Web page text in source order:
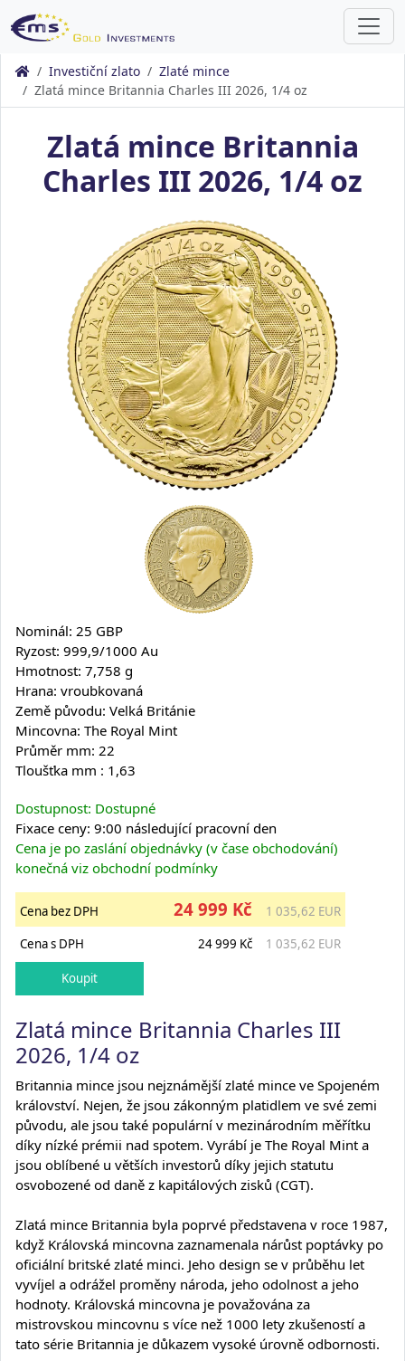
Investiční zlato
Zlaté mince
Zlatá mince Britannia Charles III 2026, 1/4 oz
Zlatá mince Britannia
Charles III 2026, 1/4 oz
Nominál: 25 GBP
Ryzost: 999,9/1000 Au
Hmotnost: 7,758 g
Hrana: vroubkovaná
Země původu: Velká Británie
Mincovna: The Royal Mint
Průměr mm: 22
Tloušťka mm : 1,63
Dostupnost: Dostupné
Fixace ceny: 9:00 následující pracovní den
Cena je po zaslání objednávky (v čase obchodování)
konečná viz obchodní podmínky
Cena bez DPH 24 999 Kč
1 035,62 EUR
Cena s DPH
24 999 Kč 1 035,62 EUR
Zlatá mince Britannia Charles III
2026, 1/4 oz
Britannia mince jsou nejznámější zlaté mince ve Spojeném
království. Nejen, že jsou zákonným platidlem ve své zemi
původu, ale jsou také populární v mezinárodním měřítku
díky nízké prémii nad spotem. Vyrábí je The Royal Mint a
jsou oblíbené u větších investorů díky jejich statutu
osvobozené od daně z kapitálových zisků (CGT).
Zlatá mince Britannia byla poprvé představena v roce 1987,
když Královská mincovna zaznamenala nárůst poptávky po
oficiální britské zlaté minci. Jeho design se v průběhu let
vyvíjel a odrážel proměny národa, jeho odolnost a jeho
hodnoty. Královská mincovna je považována za
mistrovskou mincovnu s více než 1000 lety zkušeností a
tato série Britannia je důkazem vysoké úrovně odbornosti.